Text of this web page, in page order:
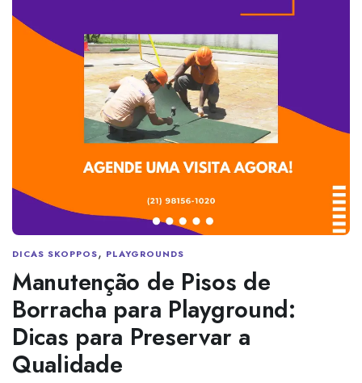
DICAS SKOPPOS, PLAYGROUNDS
Manutenção de Pisos de
Borracha para Playground:
Dicas para Preservar a
Qualidade